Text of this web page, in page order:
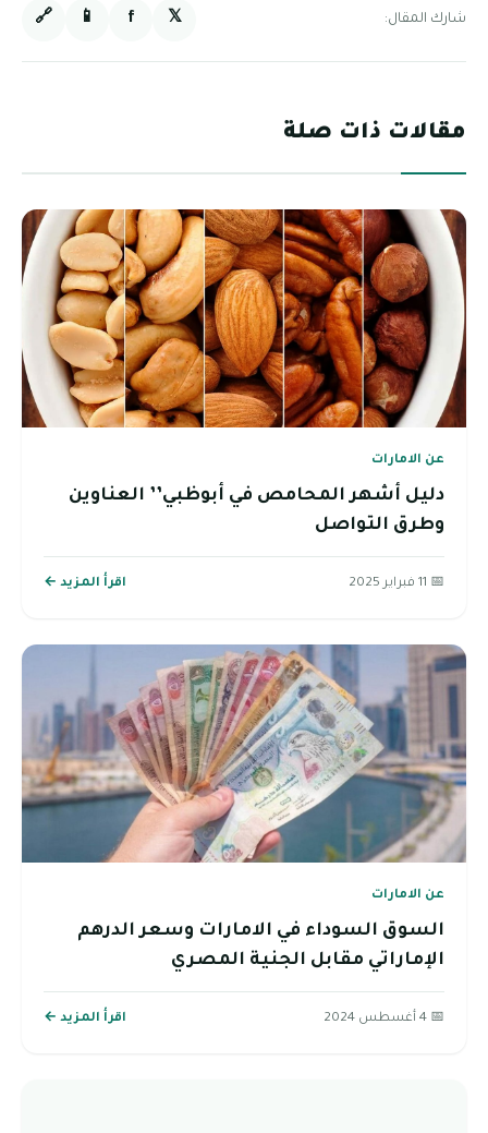
شارك المقال: 𝕏
f
📱
🔗
مقالات ذات صلة
عن الامارات
دليل أشهر المحامص في أبوظبي’’ العناوين
وطرق التواصل
📅 11 فبراير 2025 اقرأ المزيد ←
عن الامارات
السوق السوداء في الامارات وسعر الدرهم
الإماراتي مقابل الجنية المصري
📅 4 أغسطس 2024 اقرأ المزيد ←